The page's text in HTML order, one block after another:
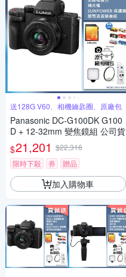
送128G V60、相機鑰匙圈、原廠包
Panasonic DC-G100DK G100
D + 12-32mm 變焦鏡組 公司貨
$21,201 $22,316
限時下殺
券 贈品
加入購物車